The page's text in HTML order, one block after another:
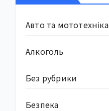
Авто та мототехніка
Алкоголь
Без рубрики
Безпека